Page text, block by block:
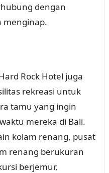
dengan
menginap.
Rock Hotel juga
rekreasi untuk
tamu yang ingin
mereka di Bali.
kolam renang, pusat
renang berukuran
berjemur,